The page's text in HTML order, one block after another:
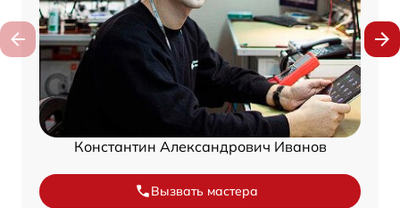
Константин Александрович Иванов
Вызвать мастера